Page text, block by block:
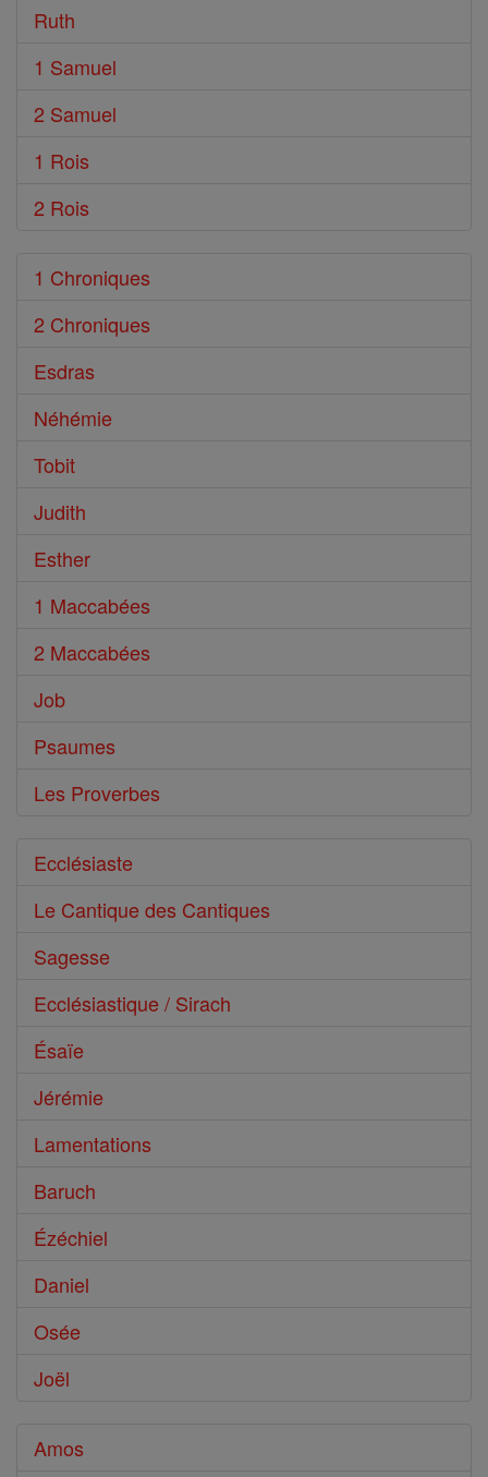
Ruth
1 Samuel
2 Samuel
1 Rois
2 Rois
1 Chroniques
2 Chroniques
Esdras
Néhémie
Tobit
Judith
Esther
1 Maccabées
2 Maccabées
Job
Psaumes
Les Proverbes
Ecclésiaste
Le Cantique des Cantiques
Sagesse
Ecclésiastique / Sirach
Ésaïe
Jérémie
Lamentations
Baruch
Ézéchiel
Daniel
Osée
Joël
Amos